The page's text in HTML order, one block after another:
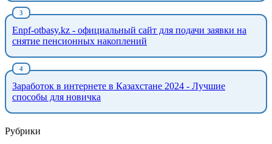
Enpf-otbasy.kz - официальный сайт для подачи заявки на
снятие пенсионных накоплений
Заработок в интернете в Казахстане 2024 - Лучшие
способы для новичка
Рубрики